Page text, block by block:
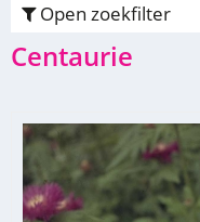
Open zoekfilter
Centaurie